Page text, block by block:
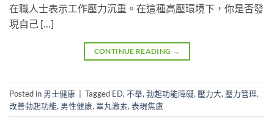
在職人士表示工作壓力沉重。在這種高壓環境下，你是否發
現自己 […]
CONTINUE READING →
Posted in 男士健康 Tagged ED, 不舉, 勃起功能障礙, 壓力大, 壓力管理,
改善勃起功能, 男性健康, 睪丸激素, 表現焦慮